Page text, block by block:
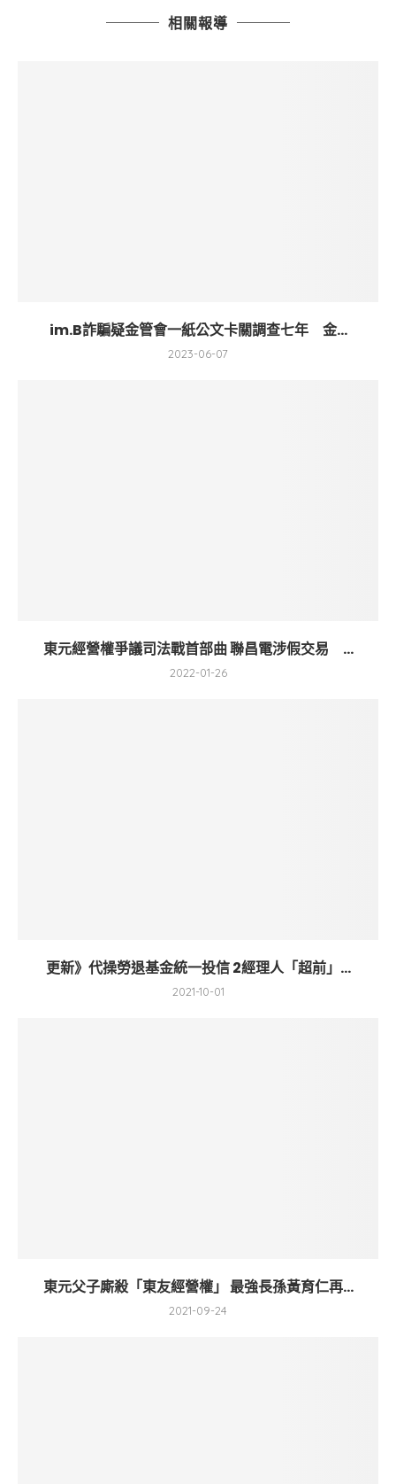
相關報導
im.B詐騙疑金管會一紙公文卡關調查七年 金...
2023-06-07
東元經營權爭議司法戰首部曲 聯昌電涉假交易 ...
2022-01-26
更新》代操勞退基金統一投信 2經理人「超前」...
2021-10-01
東元父子廝殺「東友經營權」 最強長孫黃育仁再...
2021-09-24